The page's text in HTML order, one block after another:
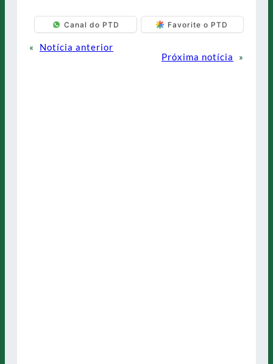
Canal do PTD Favorite o PTD
«
Notícia anterior
Próxima notícia
»